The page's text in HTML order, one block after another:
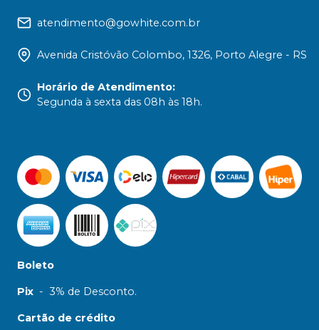
atendimento@gowhite.com.br
Avenida Cristóvão Colombo, 1326, Porto Alegre - RS
Horário de Atendimento:
Segunda à sexta das 08h às 18h.
Boleto
Pix - 3% de Desconto.
Cartão de crédito